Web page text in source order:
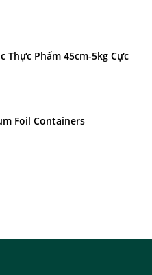
Thực Phẩm 45cm-5kg Cực
Foil Containers